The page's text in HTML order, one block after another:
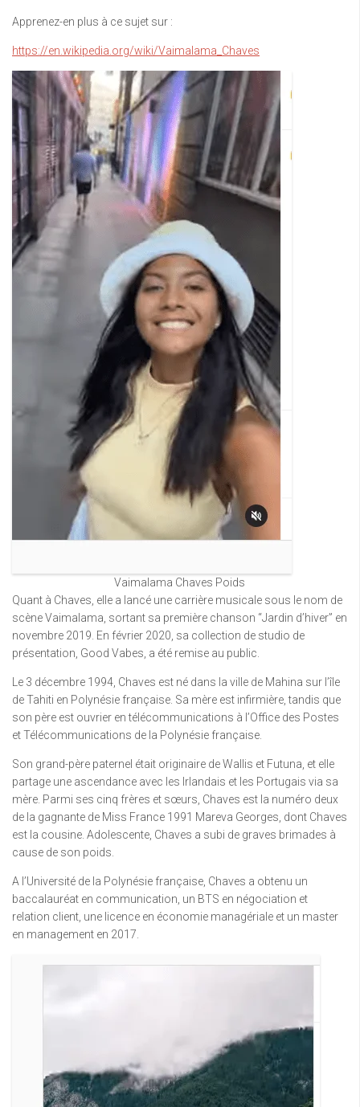
Apprenez-en plus à ce sujet sur :
https://en.wikipedia.org/wiki/Vaimalama_Chaves
Vaimalama Chaves Poids
Quant à Chaves, elle a lancé une carrière musicale sous le nom de
scène Vaimalama, sortant sa première chanson “Jardin d’hiver” en
novembre 2019. En février 2020, sa collection de studio de
présentation, Good Vabes, a été remise au public.
Le 3 décembre 1994, Chaves est né dans la ville de Mahina sur l’île
de Tahiti en Polynésie française. Sa mère est infirmière, tandis que
son père est ouvrier en télécommunications à l’Office des Postes
et Télécommunications de la Polynésie française.
Son grand-père paternel était originaire de Wallis et Futuna, et elle
partage une ascendance avec les Irlandais et les Portugais via sa
mère. Parmi ses cinq frères et sœurs, Chaves est la numéro deux
de la gagnante de Miss France 1991 Mareva Georges, dont Chaves
est la cousine. Adolescente, Chaves a subi de graves brimades à
cause de son poids.
A l’Université de la Polynésie française, Chaves a obtenu un
baccalauréat en communication, un BTS en négociation et
relation client, une licence en économie managériale et un master
en management en 2017.